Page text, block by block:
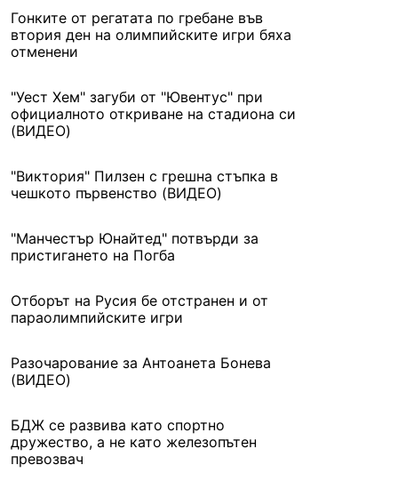
Гонките от регатата по гребане във
втория ден на олимпийските игри бяха
отменени
"Уест Хем" загуби от "Ювентус" при
официалното откриване на стадиона си
(ВИДЕО)
"Виктория" Пилзен с грешна стъпка в
чешкото първенство (ВИДЕО)
"Манчестър Юнайтед" потвърди за
пристигането на Погба
Отборът на Русия бе отстранен и от
параолимпийските игри
Разочарование за Антоанета Бонева
(ВИДЕО)
БДЖ се развива като спортно
дружество, а не като железопътен
превозвач